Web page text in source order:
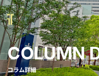
COLUMN
コラム詳細